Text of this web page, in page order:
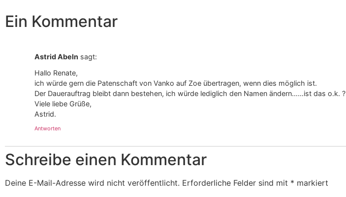
Ein Kommentar
Astrid Abeln sagt:
Hallo Renate,
ich würde gern die Patenschaft von Vanko auf Zoe übertragen, wenn dies möglich ist.
Der Dauerauftrag bleibt dann bestehen, ich würde lediglich den Namen ändern……ist das o.k. ?
Viele liebe Grüße,
Astrid.
Antworten
Schreibe einen Kommentar
Deine E-Mail-Adresse wird nicht veröffentlicht. Erforderliche Felder sind mit * markiert